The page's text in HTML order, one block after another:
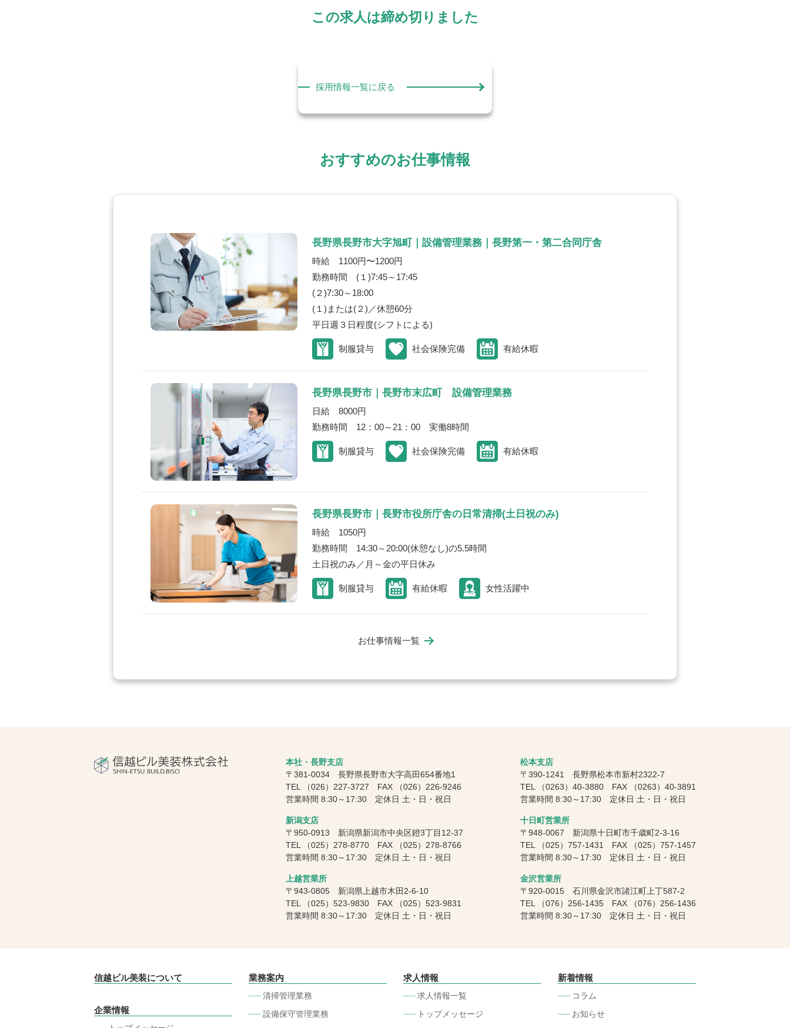
この求人は締め切りました
採用情報一覧に戻る
おすすめのお仕事情報
長野県長野市大字旭町｜設備管理業務｜長野第一・第二合同庁舎
時給 1100円〜1200円
勤務時間 (１)7:45～17:45
(２)7:30～18:00
(１)または(２)／休憩60分
平日週３日程度(シフトによる)
制服貸与 社会保険完備 有給休暇
長野県長野市｜長野市末広町 設備管理業務
日給 8000円
勤務時間 12：00～21：00 実働8時間
制服貸与 社会保険完備 有給休暇
長野県長野市｜長野市役所庁舎の日常清掃(土日祝のみ)
時給 1050円
勤務時間 14:30～20:00(休憩なし)の5.5時間
土日祝のみ／月～金の平日休み
制服貸与 有給休暇 女性活躍中
お仕事情報一覧
本社・長野支店
〒381-0034 長野県長野市大字高田654番地1
TEL
（026）227-3727 FAX
（026）226-9246
営業時間 8:30～17:30 定休日 土・日・祝日
新潟支店
〒950-0913 新潟県新潟市中央区鐙3丁目12-37
TEL
（025）278-8770FAX
（025）278-8766
営業時間 8:30～17:30 定休日 土・日・祝日
上越営業所
〒943-0805 新潟県上越市木田2-6-10
TEL
（025）523-9830FAX
（025）523-9831
営業時間 8:30～17:30 定休日 土・日・祝日
松本支店
〒390-1241 長野県松本市新村2322-7
TEL
（0263）40-3880 FAX
（0263）40-3891
営業時間 8:30～17:30 定休日 土・日・祝日
十日町営業所
〒948-0067 新潟県十日町市千歳町2-3-16
TEL
（025）757-1431 FAX
（025）757-1457
営業時間 8:30～17:30 定休日 土・日・祝日
金沢営業所
〒920-0015 石川県金沢市諸江町上丁587-2
TEL
（076）256-1435 FAX
（076）256-1436
営業時間 8:30～17:30 定休日 土・日・祝日
信越ビル美装について
企業情報
業務案内
清掃管理業務
設備保守管理業務
求人情報
求人情報一覧
トップメッセージ
新着情報
コラム
お知らせ